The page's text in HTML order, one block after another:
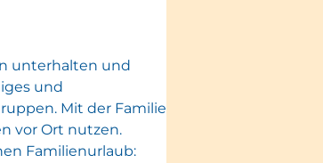
unterhalten und
und
Mit der Familie
vor Ort nutzen.
Familienurlaub: